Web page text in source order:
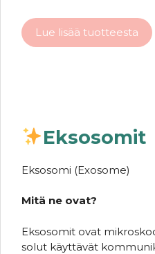
Lue lisää tuotteesta
Eksosomit
Eksosomi (Exosome)
Mitä ne ovat?
Eksosomit ovat
solut käyttävät